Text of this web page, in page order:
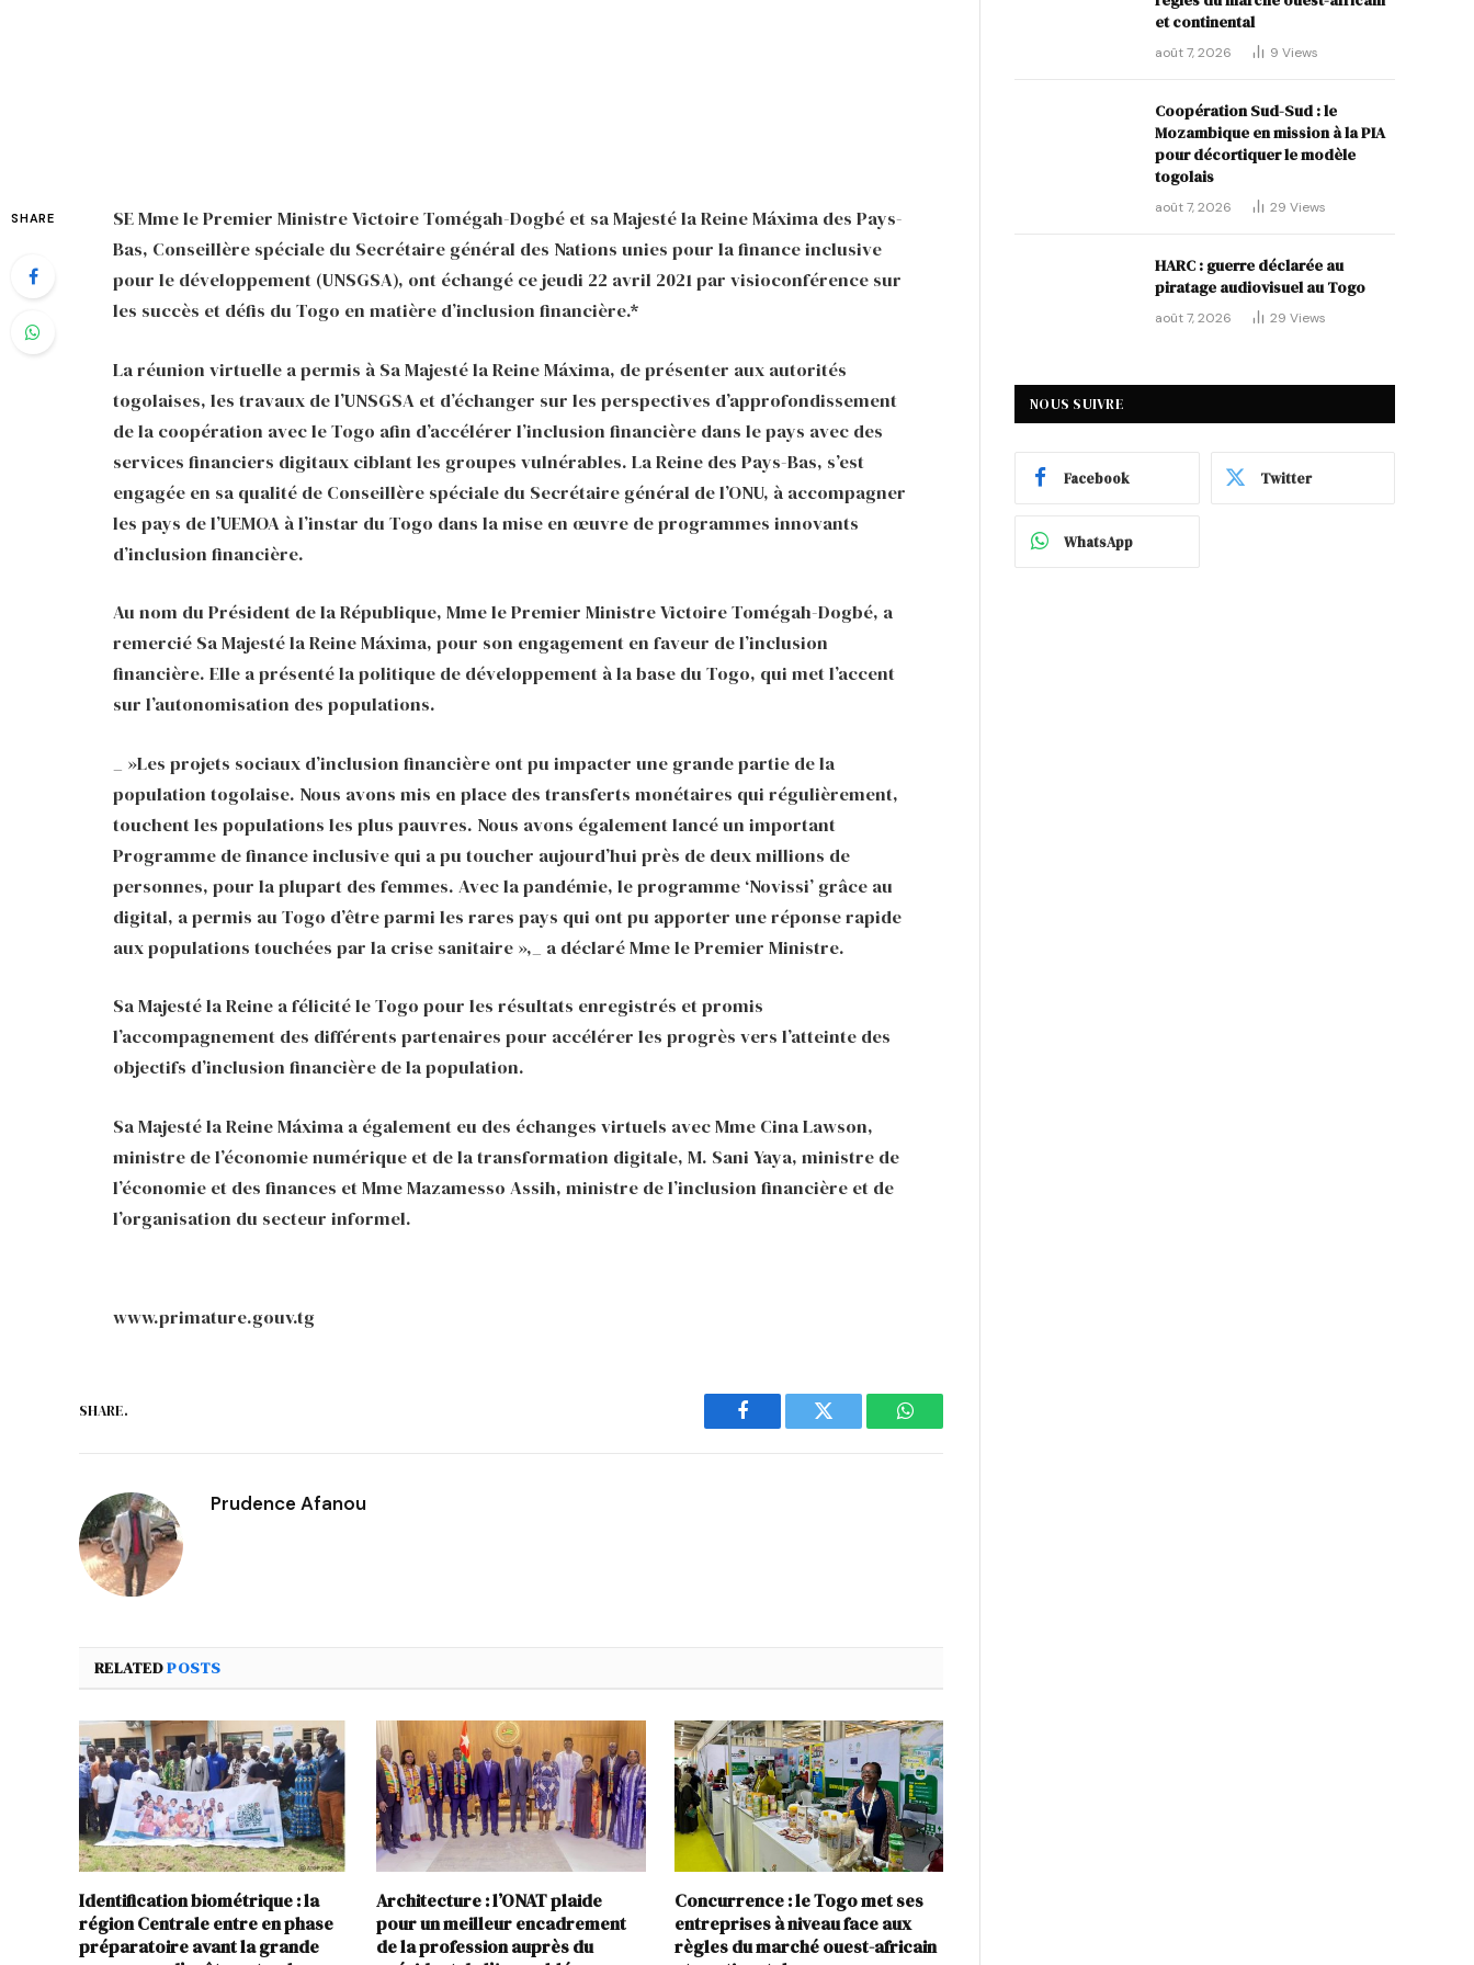
SHARE
SE Mme le Premier Ministre Victoire Tomégah-Dogbé et sa Majesté la Reine Máxima des Pays-
Bas, Conseillère spéciale du Secrétaire général des Nations unies pour la finance inclusive
pour le développement (UNSGSA), ont échangé ce jeudi 22 avril 2021 par visioconférence sur
les succès et défis du Togo en matière d’inclusion financière.*
La réunion virtuelle a permis à Sa Majesté la Reine Máxima, de présenter aux autorités
togolaises, les travaux de l’UNSGSA et d’échanger sur les perspectives d’approfondissement
de la coopération avec le Togo afin d’accélérer l’inclusion financière dans le pays avec des
services financiers digitaux ciblant les groupes vulnérables. La Reine des Pays-Bas, s’est
engagée en sa qualité de Conseillère spéciale du Secrétaire général de l’ONU, à accompagner
les pays de l’UEMOA à l’instar du Togo dans la mise en œuvre de programmes innovants
d’inclusion financière.
Au nom du Président de la République, Mme le Premier Ministre Victoire Tomégah-Dogbé, a
remercié Sa Majesté la Reine Máxima, pour son engagement en faveur de l’inclusion
financière. Elle a présenté la politique de développement à la base du Togo, qui met l’accent
sur l’autonomisation des populations.
_ »Les projets sociaux d’inclusion financière ont pu impacter une grande partie de la
population togolaise. Nous avons mis en place des transferts monétaires qui régulièrement,
touchent les populations les plus pauvres. Nous avons également lancé un important
Programme de finance inclusive qui a pu toucher aujourd’hui près de deux millions de
personnes, pour la plupart des femmes. Avec la pandémie, le programme ‘Novissi’ grâce au
digital, a permis au Togo d’être parmi les rares pays qui ont pu apporter une réponse rapide
aux populations touchées par la crise sanitaire »,_ a déclaré Mme le Premier Ministre.
Sa Majesté la Reine a félicité le Togo pour les résultats enregistrés et promis
l’accompagnement des différents partenaires pour accélérer les progrès vers l’atteinte des
objectifs d’inclusion financière de la population.
Sa Majesté la Reine Máxima a également eu des échanges virtuels avec Mme Cina Lawson,
ministre de l’économie numérique et de la transformation digitale, M. Sani Yaya, ministre de
l’économie et des finances et Mme Mazamesso Assih, ministre de l’inclusion financière et de
l’organisation du secteur informel.
www.primature.gouv.tg
SHARE.
Facebook Twitter WhatsApp
Prudence Afanou
RELATEDPOSTS
Identification biométrique : la
région Centrale entre en phase
préparatoire avant la grande
Architecture : l’ONAT plaide
pour un meilleur encadrement
de la profession auprès du
Concurrence : le Togo met ses
entreprises à niveau face aux
règles du marché ouest-africain
et continental
août 7, 2026 9 Views
Coopération Sud-Sud : le
Mozambique en mission à la PIA
pour décortiquer le modèle
togolais
août 7, 2026 29 Views
HARC : guerre déclarée au
piratage audiovisuel au Togo
août 7, 2026 29 Views
NOUS SUIVRE
Facebook Twitter
WhatsApp